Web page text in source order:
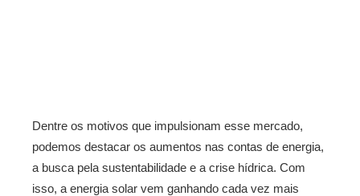
Dentre os motivos que impulsionam esse mercado,
podemos destacar os aumentos nas contas de energia,
a busca pela sustentabilidade e a crise hídrica. Com
isso, a energia solar vem ganhando cada vez mais